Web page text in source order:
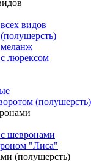
видов
люрексом
(полушерсть)
шевронами
"Лиса"
(полушерсть)